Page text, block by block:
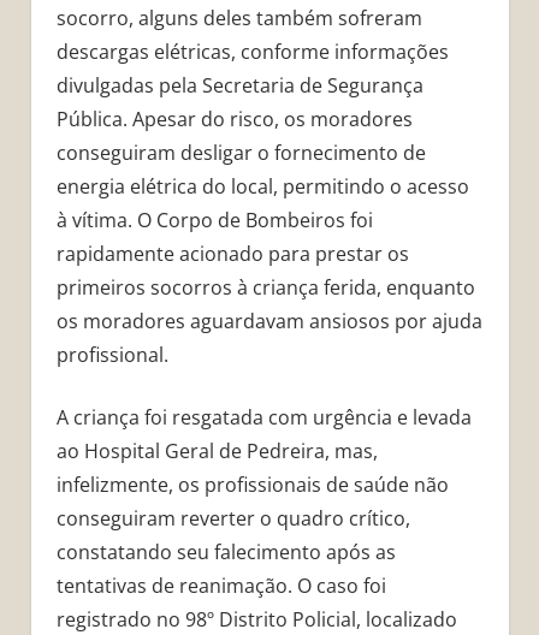
socorro, alguns deles também sofreram
descargas elétricas, conforme informações
divulgadas pela Secretaria de Segurança
Pública. Apesar do risco, os moradores
conseguiram desligar o fornecimento de
energia elétrica do local, permitindo o acesso
à vítima. O Corpo de Bombeiros foi
rapidamente acionado para prestar os
primeiros socorros à criança ferida, enquanto
os moradores aguardavam ansiosos por ajuda
profissional.
A criança foi resgatada com urgência e levada
ao Hospital Geral de Pedreira, mas,
infelizmente, os profissionais de saúde não
conseguiram reverter o quadro crítico,
constatando seu falecimento após as
tentativas de reanimação. O caso foi
registrado no 98º Distrito Policial, localizado